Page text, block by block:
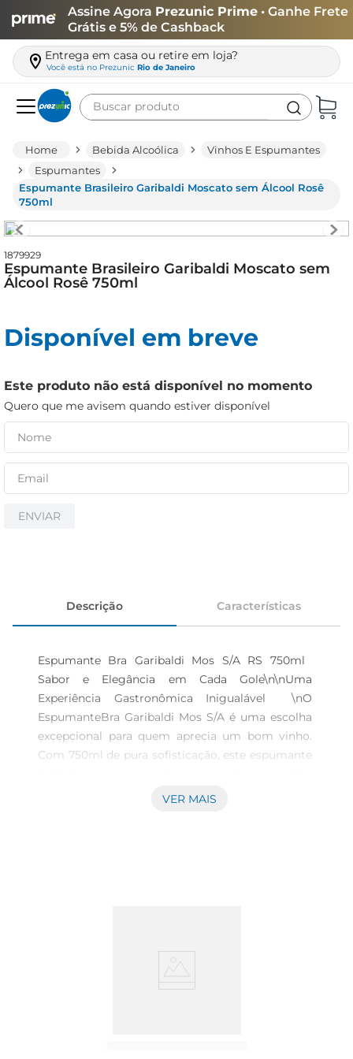
Assine Agora Prezunic Prime • Ganhe Frete
Grátis e 5% de Cashback
Entrega em casa ou retire em loja?
Você está no Prezunic Rio de Janeiro
Buscar produto
Bebida Alcoólica
Vinhos E Espumantes
Espumantes
Espumante Brasileiro Garibaldi Moscato sem Álcool Rosê
750ml
1879929
Espumante Brasileiro Garibaldi Moscato sem
Álcool Rosê 750ml
Disponível em breve
Este produto não está disponível no momento
Quero que me avisem quando estiver disponível
ENVIAR
Descrição Características
Espumante Bra Garibaldi Mos S/A RS 750ml
Sabor e Elegância em Cada Gole\n\nUma
Experiência Gastronômica Inigualável  \nO
EspumanteBra Garibaldi Mos S/A é uma escolha
excepcional para quem aprecia um bom vinho.
Com 750ml de pura sofisticação, este espumante
seja em celebrações ou em um jantar romântico.
enriquece a experiência. Ao paladar, a
VER MAIS
leite
arroz
cerveja
iogurte
papel higiênico